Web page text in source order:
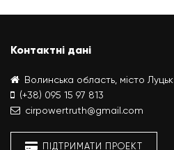
Контактні дані
Волинська область, місто Луцьк
(+38) 095 15 97 813
cirpowertruth@gmail.com
ПІДТРИМАТИ ПРОЕКТ